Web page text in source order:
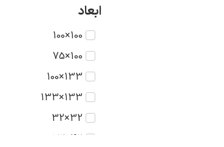
حیوانات
دریا
دورنما
دوشیزگان
رنگ‌ها
روستا
سکون
ابعاد
100×100
100×75
133×100
133×133
32×32
42×32